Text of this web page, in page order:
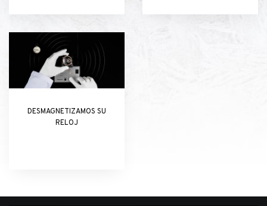
DESMAGNETIZAMOS SU
RELOJ